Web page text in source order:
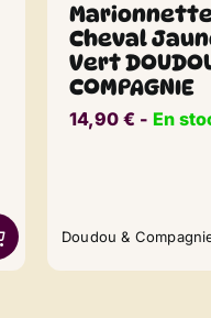
Cheval
Vert
COMPAGNIE
14,90 € ​​ - En
Doudou &